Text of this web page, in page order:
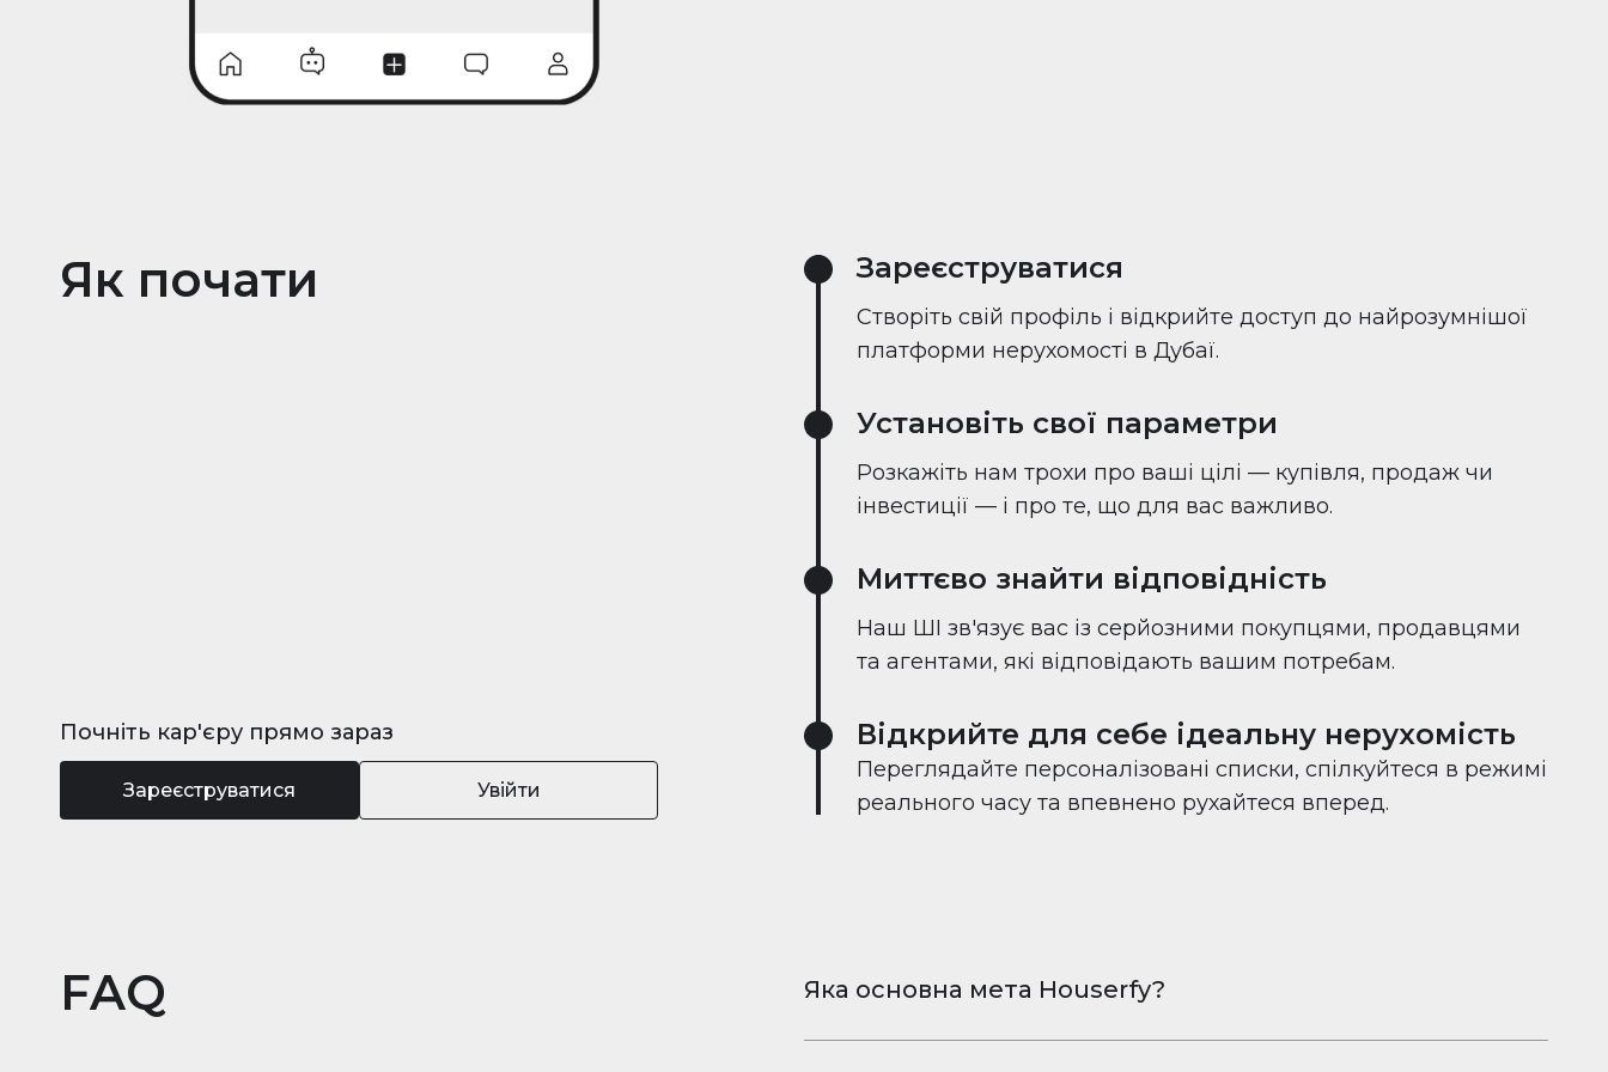
Як почати
Почніть кар'єру прямо зараз
Зареєструватися Увійти
Зареєструватися
Створіть свій профіль і відкрийте доступ до найрозумнішої
платформи нерухомості в Дубаї.
Установіть свої параметри
Розкажіть нам трохи про ваші цілі — купівля, продаж чи
інвестиції — і про те, що для вас важливо.
Миттєво знайти відповідність
Наш ШІ зв'язує вас із серйозними покупцями, продавцями
та агентами, які відповідають вашим потребам.
Відкрийте для себе ідеальну нерухомість
Переглядайте персоналізовані списки, спілкуйтеся в режимі
реального часу та впевнено рухайтеся вперед.
FAQ Яка основна мета Houserfy?